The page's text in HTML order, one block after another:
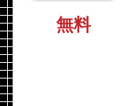
無料